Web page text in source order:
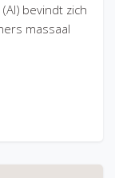
bevindt zich
massaal